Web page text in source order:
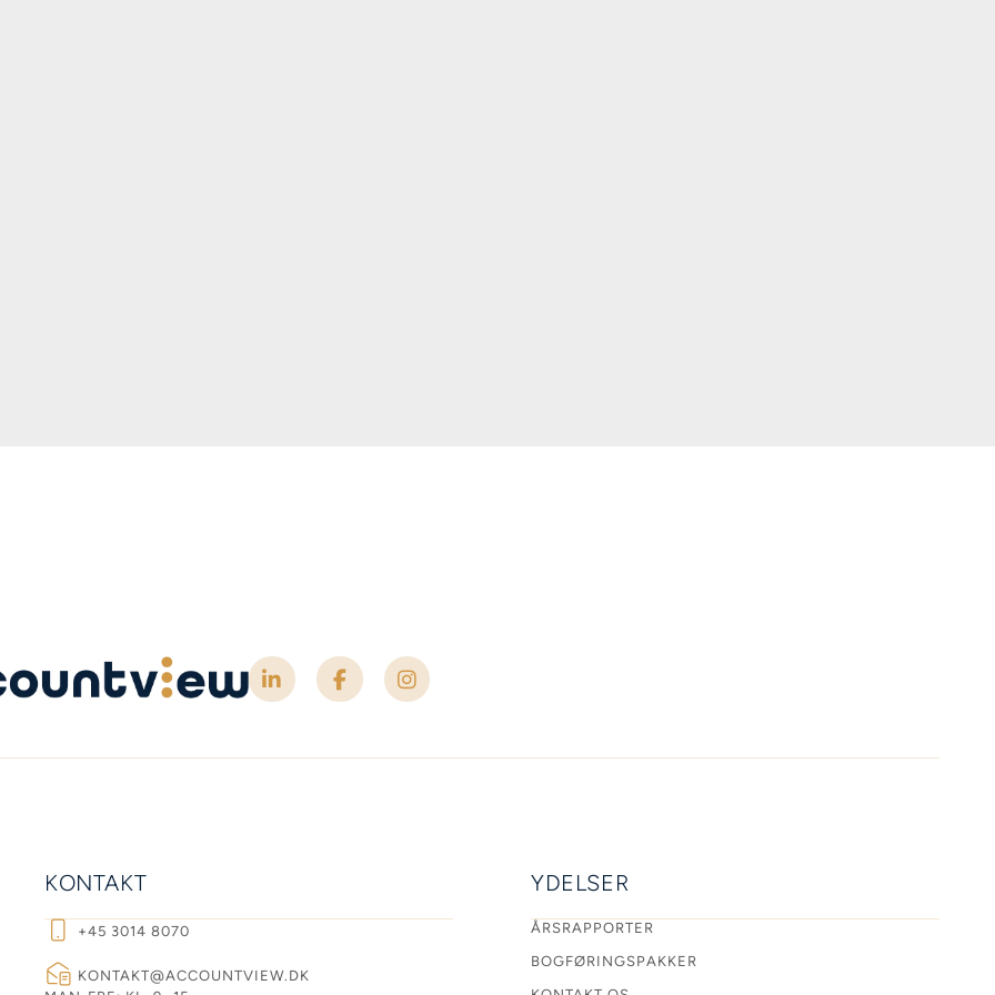
KONTAKT
+45 3014 8070
KONTAKT@ACCOUNTVIEW.DK
YDELSER
ÅRSRAPPORTER
BOGFØRINGSPAKKER